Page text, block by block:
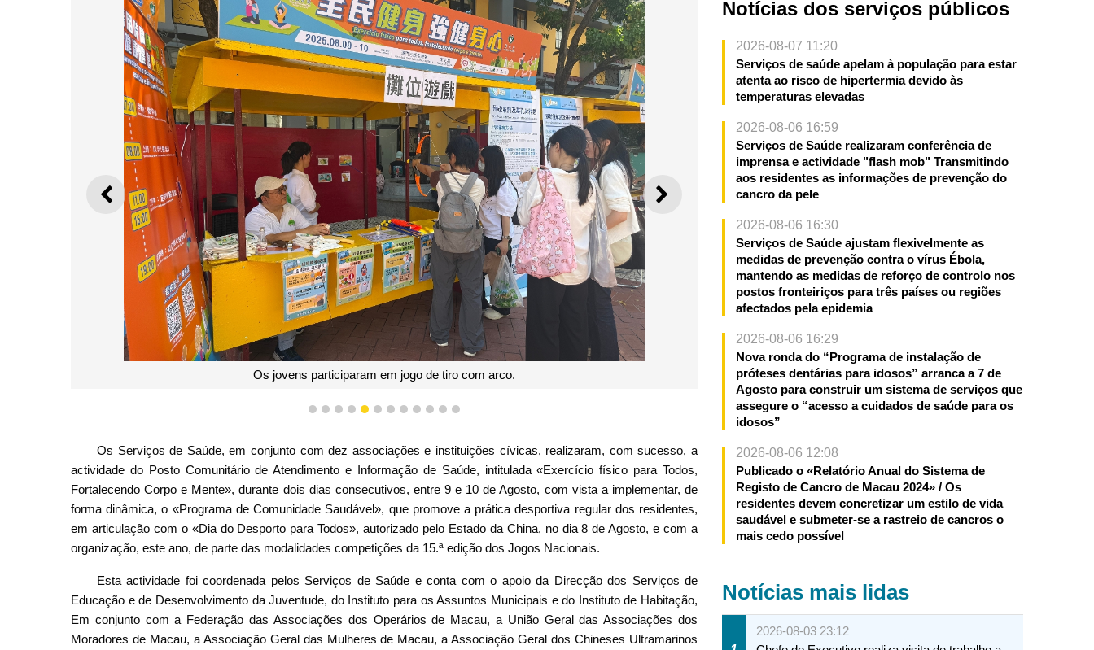
ANTERIOR SEGUINTE
Os jovens participaram em jogo de tiro com arco.
1 2 3 4 5 6 7 8 9 101112
Os Serviços de Saúde, em conjunto com dez associações e instituições cívicas, realizaram, com sucesso, a
actividade do Posto Comunitário de Atendimento e Informação de Saúde, intitulada «Exercício físico para Todos,
Fortalecendo Corpo e Mente», durante dois dias consecutivos, entre 9 e 10 de Agosto, com vista a implementar, de
forma dinâmica, o «Programa de Comunidade Saudável», que promove a prática desportiva regular dos residentes,
em articulação com o «Dia do Desporto para Todos», autorizado pelo Estado da China, no dia 8 de Agosto, e com a
organização, este ano, de parte das modalidades competições da 15.ª edição dos Jogos Nacionais.
Esta actividade foi coordenada pelos Serviços de Saúde e conta com o apoio da Direcção dos Serviços de
Educação e de Desenvolvimento da Juventude, do Instituto para os Assuntos Municipais e do Instituto de Habitação,
Em conjunto com a Federação das Associações dos Operários de Macau, a União Geral das Associações dos
Moradores de Macau, a Associação Geral das Mulheres de Macau, a Associação Geral dos Chineses Ultramarinos
Notícias dos serviços públicos
2026-08-07 11:20
Serviços de saúde apelam à população para estar
atenta ao risco de hipertermia devido às
temperaturas elevadas
2026-08-06 16:59
Serviços de Saúde realizaram conferência de
imprensa e actividade "flash mob" Transmitindo
aos residentes as informações de prevenção do
cancro da pele
2026-08-06 16:30
Serviços de Saúde ajustam flexivelmente as
medidas de prevenção contra o vírus Ébola,
mantendo as medidas de reforço de controlo nos
postos fronteiriços para três países ou regiões
afectados pela epidemia
2026-08-06 16:29
Nova ronda do “Programa de instalação de
próteses dentárias para idosos” arranca a 7 de
Agosto para construir um sistema de serviços que
assegure o “acesso a cuidados de saúde para os
idosos”
2026-08-06 12:08
Publicado o «Relatório Anual do Sistema de
Registo de Cancro de Macau 2024» / Os
residentes devem concretizar um estilo de vida
saudável e submeter-se a rastreio de cancros o
mais cedo possível
Notícias mais lidas
2026-08-03 23:12